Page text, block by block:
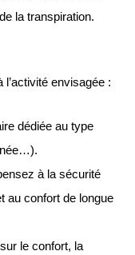
la transpiration.
envisagée :
dédiée au type
à la sécurité
au confort de longue
le confort, la